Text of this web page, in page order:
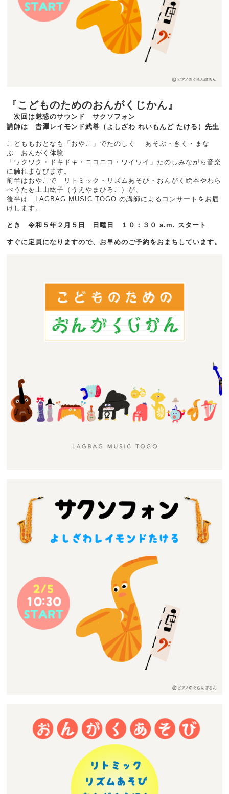
『こどものためのおんがくじかん』
次回は魅惑のサウンド サクソフォン
講師は 𠮷澤レイモンド武尊（よしざわ れいもんど たける）先生
こどももおとなも「おやこ」でたのしく あそぶ・きく・まな
ぶ おんがく体験
「ワクワク・ドキドキ・ニコニコ・ワイワイ」たのしみながら音楽
に触れまなびます。
前半はおやこで リトミック・リズムあそび・おんがく絵本やわら
べうたを上山紘子（うえやまひろこ）が、
後半は LAGBAG MUSIC TOGO の講師によるコンサートをお届
けします。
とき 令和５年２月５日 日曜日 １０：３０ a.m. スタート
すぐに定員になりますので、お早めのご予約をおまちしています。